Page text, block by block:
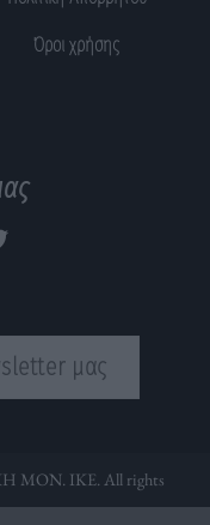
Όροι χρήσης
μας
ΜΟΝ. ΙΚΕ. All rights